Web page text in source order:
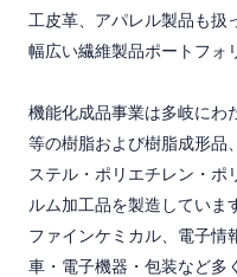
工皮革、アパレル製品も扱
幅広い繊維製品ポートフォ
機能化成品事業は多岐にわ
等の樹脂および樹脂成形品
ステル・ポリエチレン・ポ
ルム加工品を製造していま
ファインケミカル、電子情
車・電子機器・包装など多